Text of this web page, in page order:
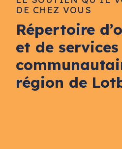
DE CHEZ VOUS
Répertoire
et de services
région de